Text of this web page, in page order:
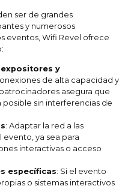
ser de grandes
y numerosos
eventos, Wifi Revel ofrece
y
de alta capacidad y
asegura que
sin interferencias de
: Adaptar la red a las
ya sea para
interactivas o acceso
específicas: Si el evento
o sistemas interactivos